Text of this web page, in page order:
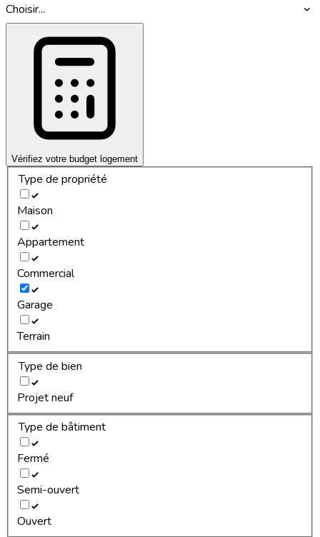
Choisir...
Vérifiez votre budget logement
Type de propriété
Maison
Appartement
Commercial
Garage
Terrain
Type de bien
Projet neuf
Type de bâtiment
Fermé
Semi-ouvert
Ouvert